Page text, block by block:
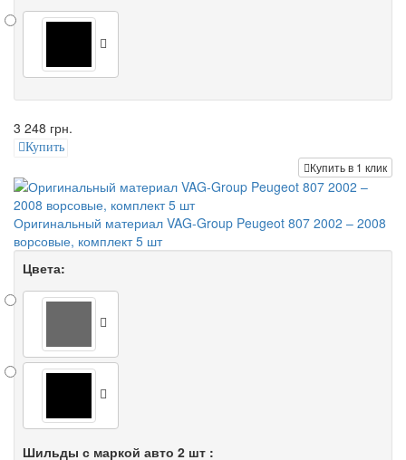
3 248 грн.
Купить
Купить в 1 клик
Оригинальный материал VAG-Group Peugeot 807 2002 – 2008
ворсовые, комплект 5 шт
Цвета:
Шильды с маркой авто 2 шт :